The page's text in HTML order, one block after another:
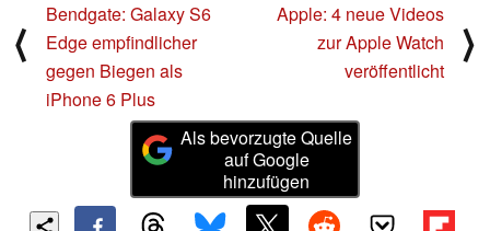
⟨
Bendgate: Galaxy S6
Edge empfindlicher
gegen Biegen als
iPhone 6 Plus
Apple: 4 neue Videos
zur Apple Watch
veröffentlicht
⟩
Als bevorzugte Quelle
auf Google
hinzufügen